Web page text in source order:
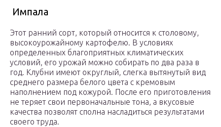
Импала
Этот ранний сорт, который относится к столовому,
высокоурожайному картофелю. В условиях
определенных благоприятных климатических
условий, его урожай можно собирать по два раза в
год. Клубни имеют округлый, слегка вытянутый вид
среднего размера белого цвета с кремовым
наполнением под кожурой. После его приготовления
не теряет свои первоначальные тона, а вкусовые
качества позволят сполна насладиться результатами
своего труда.